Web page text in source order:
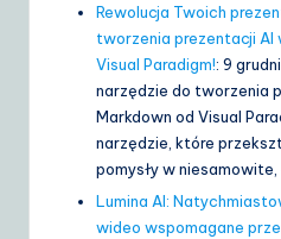
Rewolucja Twoich
tworzenia prezentacji AI
Visual Paradigm!: 9
narzędzie do tworzenia
Markdown od Visual
narzędzie, które
pomysły w niesamowite,
Lumina AI:
wideo wspomagane